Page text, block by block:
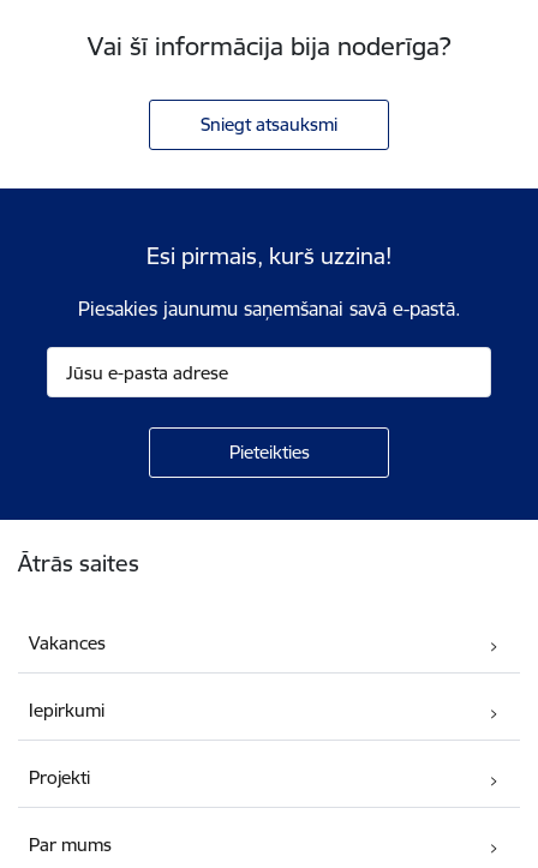
Vai šī informācija bija noderīga?
Sniegt atsauksmi
Esi pirmais, kurš uzzina!
Piesakies jaunumu saņemšanai savā e-pastā.
Ātrās saites
Vakances
Iepirkumi
Projekti
Par mums